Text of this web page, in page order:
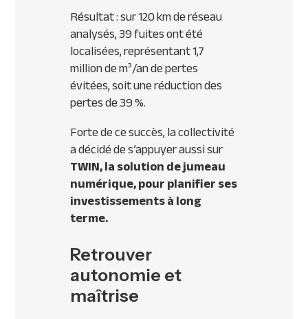
Résultat : sur 120 km de réseau
analysés, 39 fuites ont été
localisées, représentant 1,7
million de m³/an de pertes
évitées, soit une réduction des
pertes de 39 %.
Forte de ce succès, la collectivité
a décidé de s’appuyer aussi sur
TWIN, la solution de jumeau
numérique, pour planifier ses
investissements à long
terme.
Retrouver
autonomie et
maîtrise